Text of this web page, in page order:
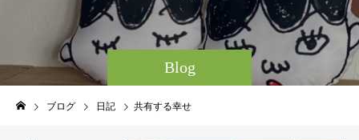
Blog
ブログ 日記 共有する幸せ